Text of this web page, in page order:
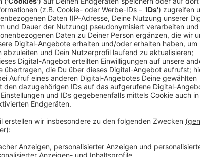
Urlaubsanspruch und die Verfallsfristen belehrt
freien Stücken nicht genommen hat», erklärte das
Anzeige
Die Fälle
Anzeige
Verhandelt wurden zwei Fälle aus Nordrhein-
Arbeitsüberlastung nicht genommene
Jahren. Im anderen um 14 Tage Resturlaub einer